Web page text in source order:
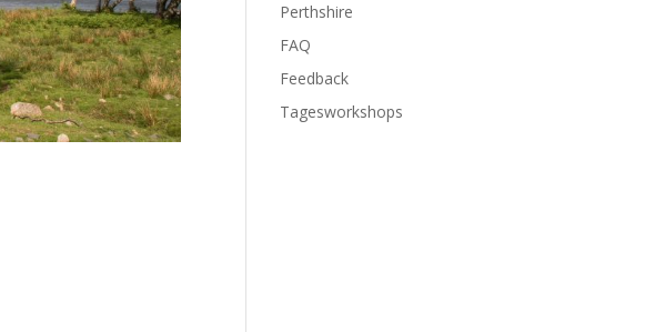
Perthshire
FAQ
Feedback
Tagesworkshops